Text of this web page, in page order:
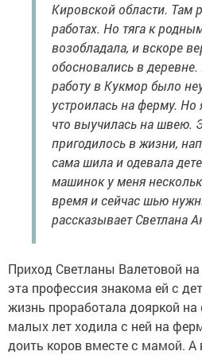
Кировской области. Там
работах. Но тяга к
возобладала, и вскоре
обосновались в деревне.
работу в Кукмор было
устроилась на ферму. Но
что выучилась на швею.
пригодилось в жизни,
сама шила и одевала
машинок у меня
время и сейчас шью
рассказывает Светлана
Приход Светланы Валетовой
эта профессия знакома ей с
жизнь проработала дояркой
малых лет ходила с ней на
доить коров вместе с мамой. А